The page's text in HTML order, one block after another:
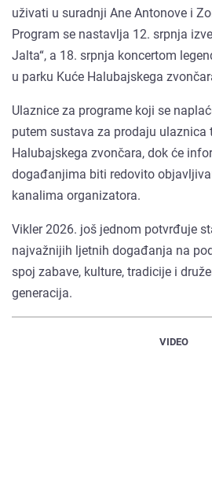
uživati u suradnji Ane Antonove i
Program se nastavlja 12. srpnja
Jalta“, a 18. srpnja koncertom
u parku Kuće Halubajskega
Ulaznice za programe koji se
putem sustava za prodaju ulaznica
Halubajskega zvončara, dok će
događanjima biti redovito
kanalima organizatora.
Vikler 2026. još jednom potvrđuje
najvažnijih ljetnih događanja na
spoj zabave, kulture, tradicije i
generacija.
VIDEO